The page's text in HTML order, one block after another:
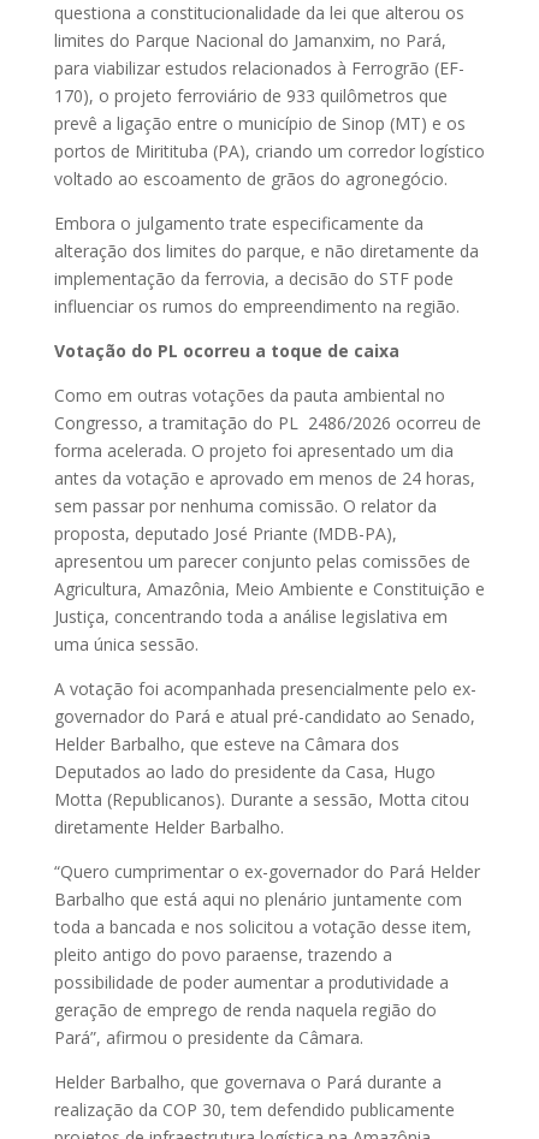
questiona a constitucionalidade da lei que alterou os
limites do Parque Nacional do Jamanxim, no Pará,
para viabilizar estudos relacionados à Ferrogrão (EF-
170), o projeto ferroviário de 933 quilômetros que
prevê a ligação entre o município de Sinop (MT) e os
portos de Miritituba (PA), criando um corredor logístico
voltado ao escoamento de grãos do agronegócio.
Embora o julgamento trate especificamente da
alteração dos limites do parque, e não diretamente da
implementação da ferrovia, a decisão do STF pode
influenciar os rumos do empreendimento na região.
Votação do PL ocorreu a toque de caixa
Como em outras votações da pauta ambiental no
Congresso, a tramitação do PL 2486/2026 ocorreu de
forma acelerada. O projeto foi apresentado um dia
antes da votação e aprovado em menos de 24 horas,
sem passar por nenhuma comissão. O relator da
proposta, deputado José Priante (MDB-PA),
apresentou um parecer conjunto pelas comissões de
Agricultura, Amazônia, Meio Ambiente e Constituição e
Justiça, concentrando toda a análise legislativa em
uma única sessão.
A votação foi acompanhada presencialmente pelo ex-
governador do Pará e atual pré-candidato ao Senado,
Helder Barbalho, que esteve na Câmara dos
Deputados ao lado do presidente da Casa, Hugo
Motta (Republicanos). Durante a sessão, Motta citou
diretamente Helder Barbalho.
“Quero cumprimentar o ex-governador do Pará Helder
Barbalho que está aqui no plenário juntamente com
toda a bancada e nos solicitou a votação desse item,
pleito antigo do povo paraense, trazendo a
possibilidade de poder aumentar a produtividade a
geração de emprego de renda naquela região do
Pará”, afirmou o presidente da Câmara.
Helder Barbalho, que governava o Pará durante a
realização da COP 30, tem defendido publicamente